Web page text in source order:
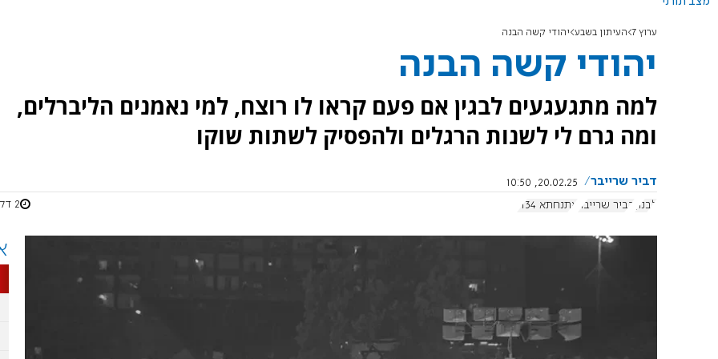
ערוץ 7 העיתון בשבע יהודי קשה הבנה
יהודי קשה הבנה
למה מתגעגעים לבגין אם פעם קראו לו רוצח, למי נאמנים הליברלים,
ומה גרם לי לשנות הרגלים ולהפסיק לשתות שוקו
דביר שרייבר
20.02.25, 10:50
לבנון
דביר שרייבר אתנחתא 1134 2 דקות